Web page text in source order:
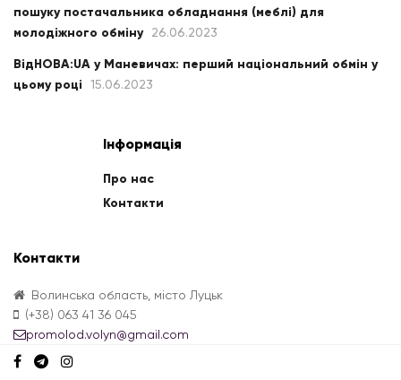
пошуку постачальника обладнання (меблі) для
молодіжного обміну
26.06.2023
ВідНОВА:UA у Маневичах: перший національний обмін у
цьому році
15.06.2023
Інформація
Про нас
Контакти
Контакти
Волинська область, місто Луцьк
(+38) 063 41 36 045
promolod.volyn@gmail.com